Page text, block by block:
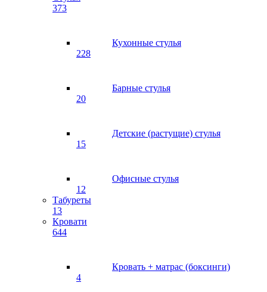
373
Кухонные стулья
228
Барные стулья
20
Детские (растущие) стулья
15
Офисные стулья
12
Табуреты
13
Кровати
644
Кровать + матрас (боксинги)
4